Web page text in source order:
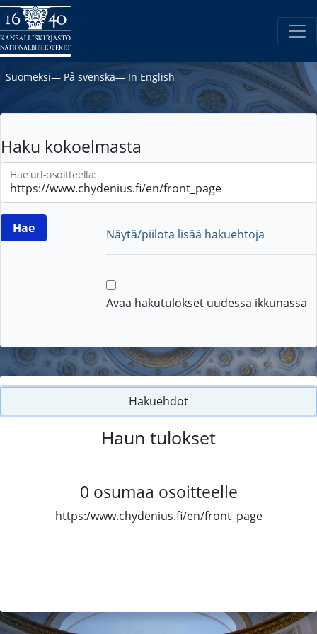
Suomeksi― På svenska― In English
Haku kokoelmasta
Hae url-osoitteella:
Näytä/piilota lisää hakuehtoja
Avaa hakutulokset uudessa ikkunassa
Hakuehdot
Haun tulokset
0 osumaa osoitteelle
https:/www.chydenius.fi/en/front_page